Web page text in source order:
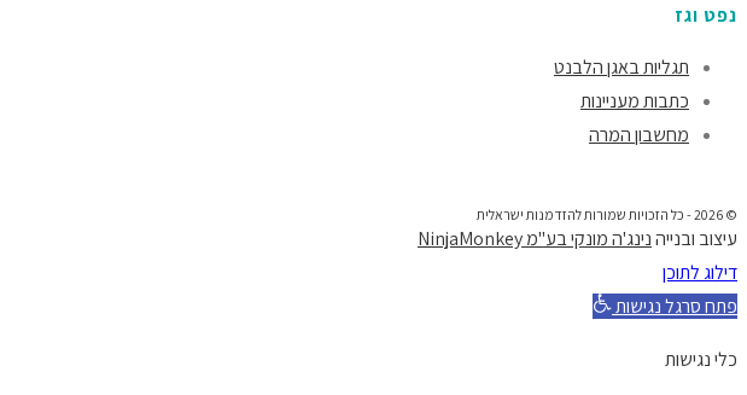
נפט וגז
תגליות באגן הלבנט
כתבות מעניינות
מחשבון המרה
© 2026 - כל הזכויות שמורות להזדמנות ישראלית
עיצוב ובנייהנינג'ה מונקי בע"מ NinjaMonkey
דילוג לתוכן
פתח סרגל נגישות
כלי נגישות